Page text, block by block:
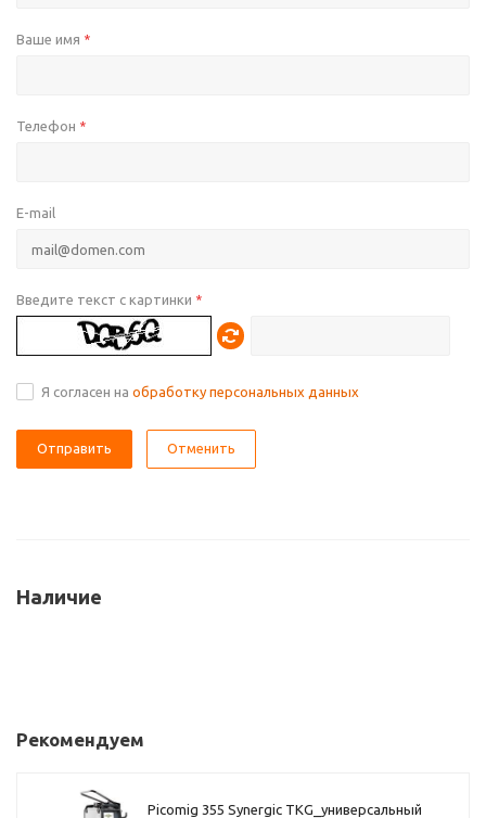
Ваше имя *
Телефон *
E-mail
Введите текст с картинки *
Я согласен на обработку персональных данных
Отменить
Наличие
Рекомендуем
Picomig 355 Synergic TKG_универсальный